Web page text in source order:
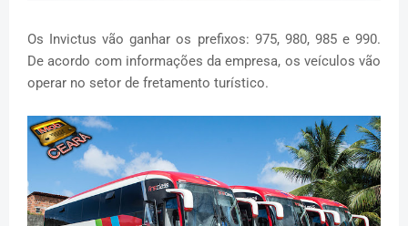
Os Invictus vão ganhar os prefixos: 975, 980, 985 e 990.
De acordo com informações da empresa, os veículos vão
operar no setor de fretamento turístico.